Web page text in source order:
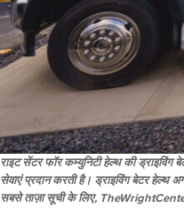
राइट सेंटर फॉर कम्युनिटी हेल्थ की ड्राइविंग
सेवाएं प्रदान करती है। ड्राइविंग बेटर
सबसे ताज़ा सूची के लिए,